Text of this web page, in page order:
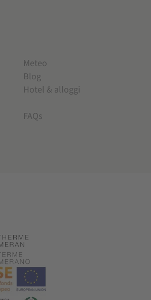
Meteo
Blog
Hotel & alloggi
FAQs